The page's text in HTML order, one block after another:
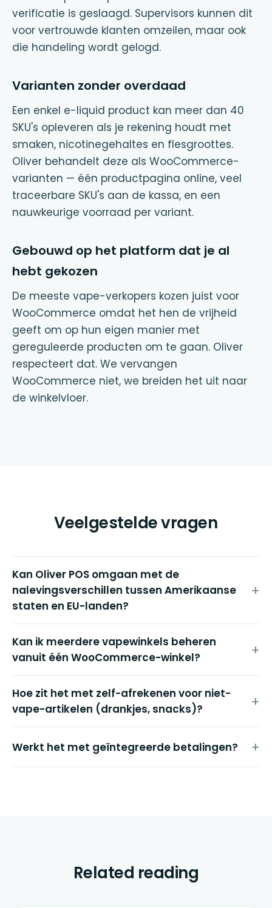
verificatie is geslaagd. Supervisors kunnen dit
voor vertrouwde klanten omzeilen, maar ook
die handeling wordt gelogd.
Varianten zonder overdaad
Een enkel e-liquid product kan meer dan 40
SKU's opleveren als je rekening houdt met
smaken, nicotinegehaltes en flesgroottes.
Oliver behandelt deze als WooCommerce-
varianten — één productpagina online, veel
traceerbare SKU's aan de kassa, en een
nauwkeurige voorraad per variant.
Gebouwd op het platform dat je al
hebt gekozen
De meeste vape-verkopers kozen juist voor
WooCommerce omdat het hen de vrijheid
geeft om op hun eigen manier met
gereguleerde producten om te gaan. Oliver
respecteert dat. We vervangen
WooCommerce niet, we breiden het uit naar
de winkelvloer.
Veelgestelde vragen
Kan Oliver POS omgaan met de
nalevingsverschillen tussen Amerikaanse
staten en EU-landen?
Kan ik meerdere vapewinkels beheren
vanuit één WooCommerce-winkel?
Hoe zit het met zelf-afrekenen voor niet-
vape-artikelen (drankjes, snacks)?
Werkt het met geïntegreerde betalingen?
Related reading